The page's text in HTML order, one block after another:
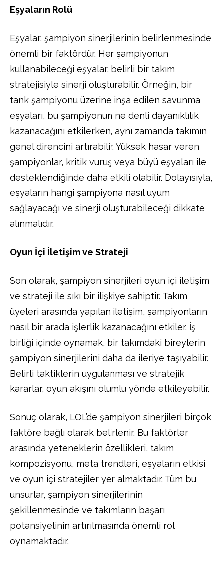
Eşyaların Rolü
Eşyalar, şampiyon sinerjilerinin belirlenmesinde
önemli bir faktördür. Her şampiyonun
kullanabileceği eşyalar, belirli bir takım
stratejisiyle sinerji oluşturabilir. Örneğin, bir
tank şampiyonu üzerine inşa edilen savunma
eşyaları, bu şampiyonun ne denli dayanıklılık
kazanacağını etkilerken, aynı zamanda takımın
genel direncini artırabilir. Yüksek hasar veren
şampiyonlar, kritik vuruş veya büyü eşyaları ile
desteklendiğinde daha etkili olabilir. Dolayısıyla,
eşyaların hangi şampiyona nasıl uyum
sağlayacağı ve sinerji oluşturabileceği dikkate
alınmalıdır.
Oyun İçi İletişim ve Strateji
Son olarak, şampiyon sinerjileri oyun içi iletişim
ve strateji ile sıkı bir ilişkiye sahiptir. Takım
üyeleri arasında yapılan iletişim, şampiyonların
nasıl bir arada işlerlik kazanacağını etkiler. İş
birliği içinde oynamak, bir takımdaki bireylerin
şampiyon sinerjilerini daha da ileriye taşıyabilir.
Belirli taktiklerin uygulanması ve stratejik
kararlar, oyun akışını olumlu yönde etkileyebilir.
Sonuç olarak, LOL’de şampiyon sinerjileri birçok
faktöre bağlı olarak belirlenir. Bu faktörler
arasında yeteneklerin özellikleri, takım
kompozisyonu, meta trendleri, eşyaların etkisi
ve oyun içi stratejiler yer almaktadır. Tüm bu
unsurlar, şampiyon sinerjilerinin
şekillenmesinde ve takımların başarı
potansiyelinin artırılmasında önemli rol
oynamaktadır.